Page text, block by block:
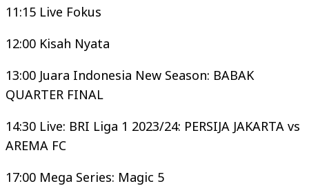
11:15 Live Fokus
12:00 Kisah Nyata
13:00 Juara Indonesia New Season: BABAK
QUARTER FINAL
14:30 Live: BRI Liga 1 2023/24: PERSIJA JAKARTA vs
AREMA FC
17:00 Mega Series: Magic 5